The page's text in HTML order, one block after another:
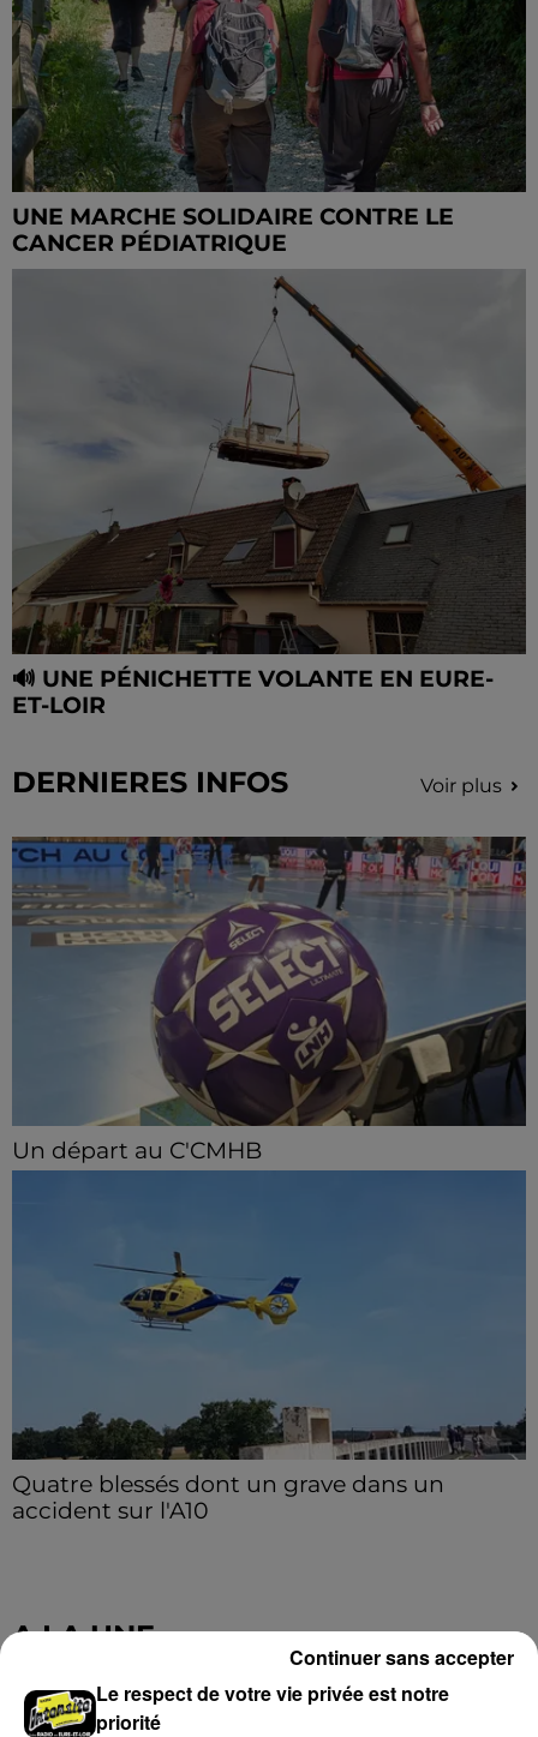
UNE MARCHE SOLIDAIRE CONTRE LE
CANCER PÉDIATRIQUE
🔊 UNE PÉNICHETTE VOLANTE EN EURE-
ET-LOIR
DERNIERES INFOS Voir plus
Un départ au C'CMHB
Le club chartrain a officialisé, vendredi 7 août, le
Quatre blessés dont un grave dans un
accident sur l'A10
A LA UNE Voir plus
Le respect de votre vie privée est notre
priorité
Continuer sans accepter